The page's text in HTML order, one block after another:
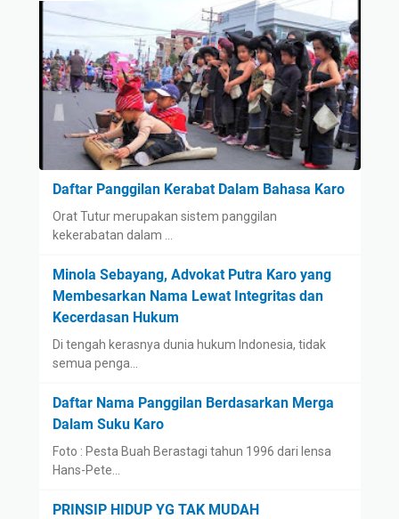
Daftar Panggilan Kerabat Dalam Bahasa Karo
Orat Tutur merupakan sistem panggilan
kekerabatan dalam …
Minola Sebayang, Advokat Putra Karo yang
Membesarkan Nama Lewat Integritas dan
Kecerdasan Hukum
Di tengah kerasnya dunia hukum Indonesia, tidak
semua penga…
Daftar Nama Panggilan Berdasarkan Merga
Dalam Suku Karo
Foto : Pesta Buah Berastagi tahun 1996 dari lensa
Hans-Pete…
PRINSIP HIDUP YG TAK MUDAH